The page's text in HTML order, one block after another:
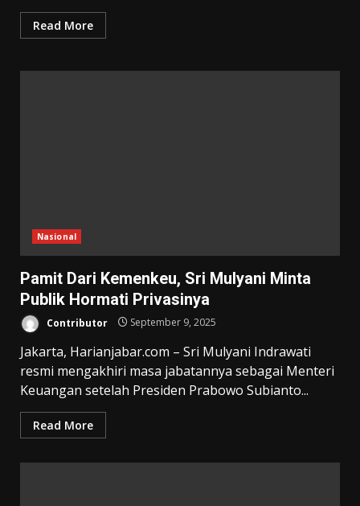
Read More
Nasional
Pamit Dari Kemenkeu, Sri Mulyani Minta
Publik Hormati Privasinya
Contributor September 9, 2025
Jakarta, Harianjabar.com – Sri Mulyani Indrawati
resmi mengakhiri masa jabatannya sebagai Menteri
Keuangan setelah Presiden Prabowo Subianto...
Read More